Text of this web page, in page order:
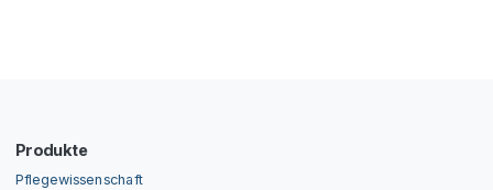
Produkte
Pflegewissenschaft